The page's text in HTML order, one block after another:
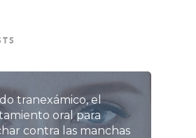
tranexámico, el
oral para
contra las manchas